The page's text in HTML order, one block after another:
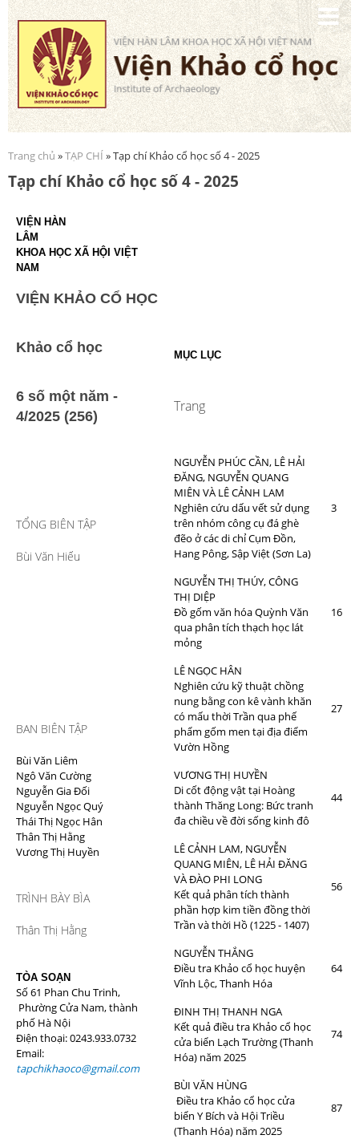
Nhảy
đến
nội
dung
Bạn đang ở đây
Trang chủ »TẠP CHÍ» Tạp chí Khảo cổ học số 4 - 2025
Tạp chí Khảo cổ học số 4 - 2025
VIỆN HÀN
LÂM
KHOA HỌC XÃ HỘI VIỆT
NAM
VIỆN KHẢO CỔ HỌC
Khảo cổ học MỤC LỤC
6 số một năm -
4/2025 (256)
Trang
TỔNG BIÊN TẬP
Bùi Văn Hiếu
BAN BIÊN TẬP
Bùi Văn Liêm
Ngô Văn Cường
Nguyễn Gia Đối
Nguyễn Ngọc Quý
Thái Thị Ngọc Hân
Thân Thị Hằng
Vương Thị Huyền
TRÌNH BÀY BÌA
Thân Thị Hằng
TÒA SOẠN
Số 61 Phan Chu Trinh,
Phường Cửa Nam, thành
phố Hà Nội
Điện thoại: 0243.933.0732
Email:
tapchikhaoco@gmail.com
NGUYỄN PHÚC CẦN, LÊ HẢI
ĐĂNG, NGUYỄN QUANG
MIÊN VÀ LÊ CẢNH LAM
Nghiên cứu dấu vết sử dụng
trên nhóm công cụ đá ghè
đẽo ở các di chỉ Cụm Đồn,
Hang Pông, Sập Việt (Sơn La)
3
NGUYỄN THỊ THÚY, CÔNG
THỊ DIỆP
Đồ gốm văn hóa Quỳnh Văn
qua phân tích thạch học lát
mỏng
16
LÊ NGỌC HÂN
Nghiên cứu kỹ thuật chồng
nung bằng con kê vành khăn
có mấu thời Trần qua phế
phẩm gốm men tại địa điểm
Vườn Hồng
27
VƯƠNG THỊ HUYỀN
Di cốt động vật tại Hoàng
thành Thăng Long: Bức tranh
đa chiều về đời sống kinh đô
44
LÊ CẢNH LAM, NGUYỄN
QUANG MIÊN, LÊ HẢI ĐĂNG
VÀ ĐÀO PHI LONG
Kết quả phân tích thành
phần hợp kim tiền đồng thời
Trần và thời Hồ (1225 - 1407)
56
NGUYỄN THẮNG
Điều tra Khảo cổ học huyện
Vĩnh Lộc, Thanh Hóa
64
ĐINH THỊ THANH NGA
Kết quả điều tra Khảo cổ học
cửa biển Lạch Trường (Thanh
Hóa) năm 2025
74
BÙI VĂN HÙNG
Điều tra Khảo cổ học cửa
biển Y Bích và Hội Triều
(Thanh Hóa) năm 2025
87